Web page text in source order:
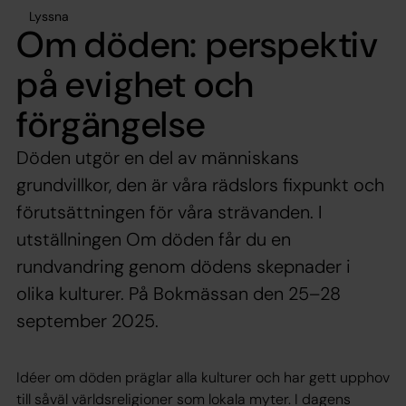
Lyssna
Om döden: perspektiv
på evighet och
förgängelse
Döden utgör en del av människans
grundvillkor, den är våra rädslors fixpunkt och
förutsättningen för våra strävanden. I
utställningen Om döden får du en
rundvandring genom dödens skepnader i
olika kulturer. På Bokmässan den 25–28
september 2025.
Idéer om döden präglar alla kulturer och har gett upphov
till såväl världsreligioner som lokala myter. I dagens